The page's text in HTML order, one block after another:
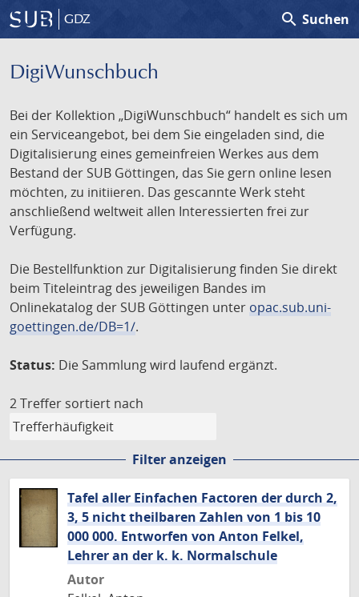
GDZ search Suchen
DigiWunschbuch
Bei der Kollektion „DigiWunschbuch“ handelt es sich um
ein Serviceangebot, bei dem Sie eingeladen sind, die
Digitalisierung eines gemeinfreien Werkes aus dem
Bestand der SUB Göttingen, das Sie gern online lesen
möchten, zu initiieren. Das gescannte Werk steht
anschließend weltweit allen Interessierten frei zur
Verfügung.
Die Bestellfunktion zur Digitalisierung finden Sie direkt
beim Titeleintrag des jeweiligen Bandes im
Onlinekatalog der SUB Göttingen unter opac.sub.uni-
goettingen.de/DB=1/.
Status: Die Sammlung wird laufend ergänzt.
2 Treffer sortiert nach
Filter anzeigen
Tafel aller Einfachen Factoren der durch 2,
3, 5 nicht theilbaren Zahlen von 1 bis 10
000 000. Entworfen von Anton Felkel,
Lehrer an der k. k. Normalschule
Autor